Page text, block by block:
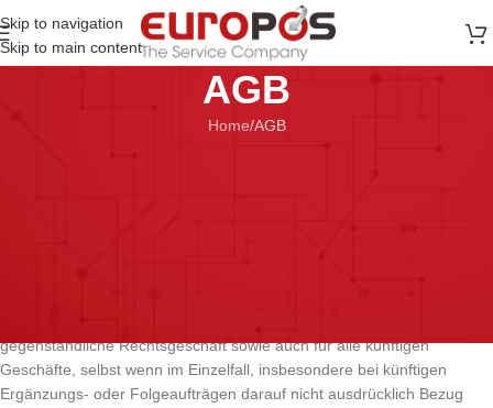
Skip to navigation
Skip to main content
AGB
Home AGB
gegenständliche Rechtsgeschäft sowie auch für alle künftigen
Geschäfte, selbst wenn im Einzelfall, insbesondere bei künftigen
Ergänzungs- oder Folgeaufträgen darauf nicht ausdrücklich Bezug